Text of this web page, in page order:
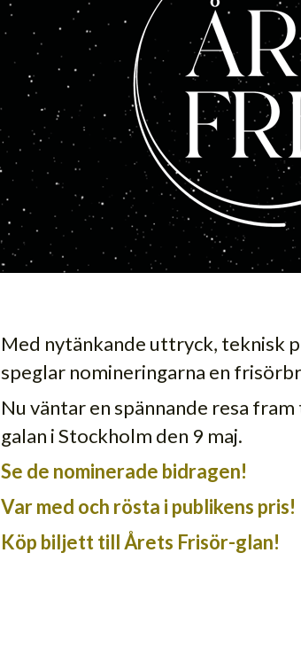
Med nytänkande uttryck, teknisk
speglar nomineringarna en
Nu väntar en spännande resa
galan i Stockholm den 9 maj.
Se de nominerade bidragen!
Var med och rösta i publikens pris!
Köp biljett till Årets Frisör-glan!